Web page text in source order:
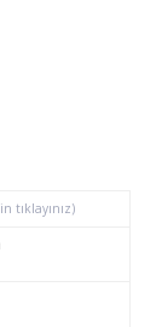
tıklayınız)